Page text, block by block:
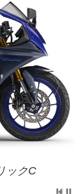
ックC